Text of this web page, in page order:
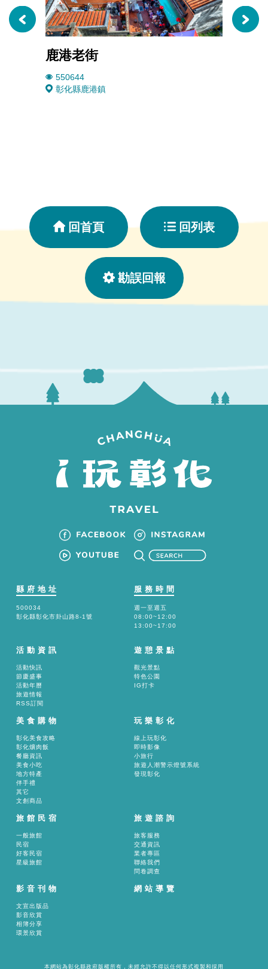
鹿港老街
550644
彰化縣鹿港鎮
回首頁 回列表
勘誤回報
縣府地址
500034
彰化縣彰化市卦山路8-1號
服務時間
週一至週五
08:00~12:00
13:00~17:00
活動資訊
活動快訊
節慶盛事
活動年曆
旅遊情報
RSS訂閱
遊憩景點
觀光景點
特色公園
IG打卡
美食購物
彰化美食攻略
彰化爌肉飯
餐廳資訊
美食小吃
地方特產
伴手禮
其它
文創商品
玩樂彰化
線上玩彰化
即時影像
小旅行
旅遊人潮警示燈號系統
發現彰化
旅館民宿
一般旅館
民宿
好客民宿
星級旅館
旅遊諮詢
旅客服務
交通資訊
業者專區
聯絡我們
問卷調查
影音刊物
文宣出版品
影音欣賞
相簿分享
環景欣賞
網站導覽
本網站為彰化縣政府版權所有，未經允許不得以任何形式複製和採用